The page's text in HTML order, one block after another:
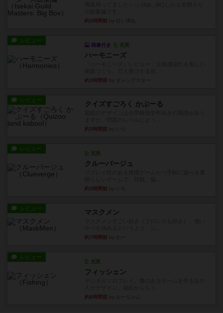
約2時間前
レビュー
画像付き 充実
ハーモニーズ
約3時間前
レビュー クイズすごろく かぶーる
約3時間前
レビュー
充実
クルーバージュ
約3時間前
レビュー マスクメン
約7時間前
レビュー
充実
フィッシェン
約8時間前